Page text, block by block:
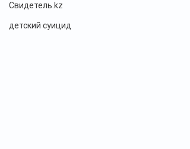
Свидетель.kz
детский суицид